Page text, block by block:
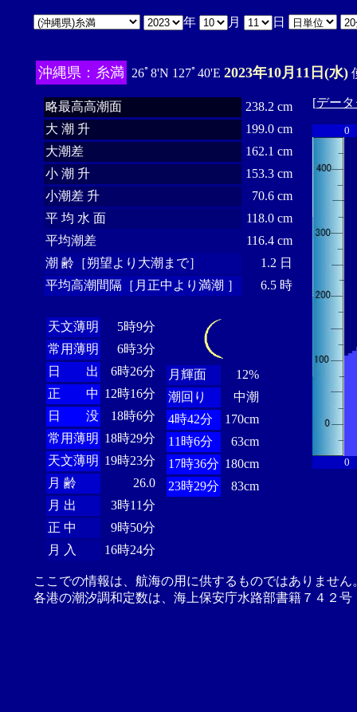
年 月 日
沖縄県：糸満 26ﾟ8'N 127ﾟ40'E 2023年10月11日(水)
略最高高潮面
238.2 cm
大 潮 升
199.0 cm
大潮差
162.1 cm
小 潮 升
153.3 cm
小潮差 升
70.6 cm
平 均 水 面
118.0 cm
平均潮差
116.4 cm
潮 齢［朔望より大潮まで］
1.2 日
平均高潮間隔［月正中より満潮 ］
6.5 時
天文薄明
5時9分
常用薄明
6時3分
日 出
6時26分
正 中 12時16分
日 没
18時6分
常用薄明 18時29分
天文薄明 19時23分
月 齢
26.0
月 出
3時11分
正 中
9時50分
月 入
16時24分
月輝面
12%
潮回り
中潮
4時42分
170cm
11時6分
63cm
17時36分 180cm
23時29分
83cm
[デー
0
0
ここでの情報は、航海の用に供するものではありませ
各港の潮汐調和定数は、海上保安庁水路部書籍７４２